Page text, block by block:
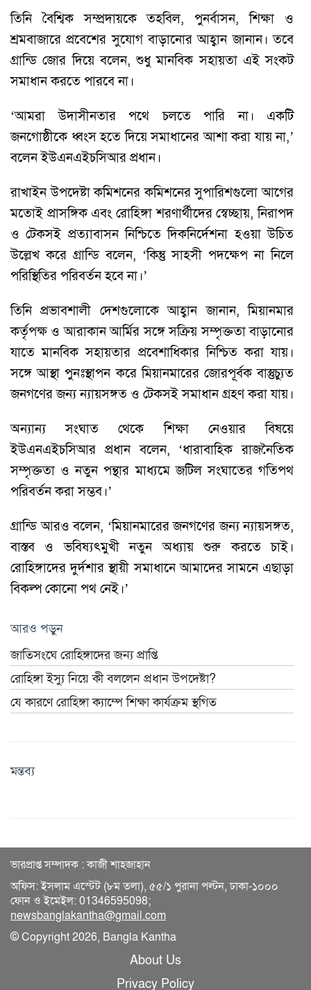
তিনি বৈশ্বিক সম্প্রদায়কে তহবিল, পুনর্বাসন, শিক্ষা ও
শ্রমবাজারে প্রবেশের সুযোগ বাড়ানোর আহ্বান জানান। তবে
গ্রান্ডি জোর দিয়ে বলেন, শুধু মানবিক সহায়তা এই সংকট
সমাধান করতে পারবে না।
‘আমরা উদাসীনতার পথে চলতে পারি না। একটি
জনগোষ্ঠীকে ধ্বংস হতে দিয়ে সমাধানের আশা করা যায় না,’
বলেন ইউএনএইচসিআর প্রধান।
রাখাইন উপদেষ্টা কমিশনের কমিশনের সুপারিশগুলো আগের
মতোই প্রাসঙ্গিক এবং রোহিঙ্গা শরণার্থীদের স্বেচ্ছায়, নিরাপদ
ও টেকসই প্রত্যাবাসন নিশ্চিতে দিকনির্দেশনা হওয়া উচিত
উল্লেখ করে গ্রান্ডি বলেন, ‘কিন্তু সাহসী পদক্ষেপ না নিলে
পরিস্থিতির পরিবর্তন হবে না।’
তিনি প্রভাবশালী দেশগুলোকে আহ্বান জানান, মিয়ানমার
কর্তৃপক্ষ ও আরাকান আর্মির সঙ্গে সক্রিয় সম্পৃক্ততা বাড়ানোর
যাতে মানবিক সহায়তার প্রবেশাধিকার নিশ্চিত করা যায়।
সঙ্গে আস্থা পুনঃস্থাপন করে মিয়ানমারের জোরপূর্বক বাস্তুচ্যুত
জনগণের জন্য ন্যায়সঙ্গত ও টেকসই সমাধান গ্রহণ করা যায়।
অন্যান্য সংঘাত থেকে শিক্ষা নেওয়ার বিষয়ে
ইউএনএইচসিআর প্রধান বলেন, ‘ধারাবাহিক রাজনৈতিক
সম্পৃক্ততা ও নতুন পন্থার মাধ্যমে জটিল সংঘাতের গতিপথ
পরিবর্তন করা সম্ভব।’
গ্রান্ডি আরও বলেন, ‘মিয়ানমারের জনগণের জন্য ন্যায়সঙ্গত,
বাস্তব ও ভবিষ্যৎমুখী নতুন অধ্যায় শুরু করতে চাই।
রোহিঙ্গাদের দুর্দশার স্থায়ী সমাধানে আমাদের সামনে এছাড়া
বিকল্প কোনো পথ নেই।’
আরও পড়ুন
জাতিসংঘে রোহিঙ্গাদের জন্য প্রাপ্তি
রোহিঙ্গা ইস্যু নিয়ে কী বললেন প্রধান উপদেষ্টা?
যে কারণে রোহিঙ্গা ক্যাম্পে শিক্ষা কার্যক্রম স্থগিত
মন্তব্য
ভারপ্রাপ্ত সম্পাদক : কাজী শাহজাহান
অফিস: ইসলাম এস্টেট (৮ম তলা), ৫৫/১ পুরানা পল্টন, ঢাকা-১০০০
ফোন ও ইমেইল: 01346595098;
newsbanglakantha@gmail.com
© Copyright 2026, Bangla Kantha
About Us
Privacy Policy